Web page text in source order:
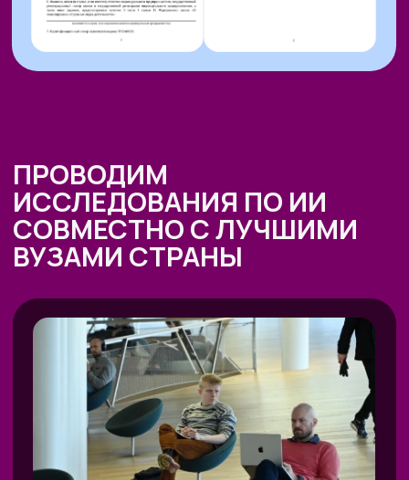
НАШИ ПРЕМИИ
И РЕЙТИНГИ
Рейтинг: 4.63
53 отзыва